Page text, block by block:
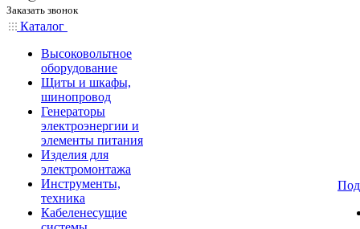
Заказать звонок
Каталог
Высоковольтное
оборудование
Щиты и шкафы,
шинопровод
Генераторы
электроэнергии и
элементы питания
Изделия для
электромонтажа
Инструменты,
техника
Кабеленесущие